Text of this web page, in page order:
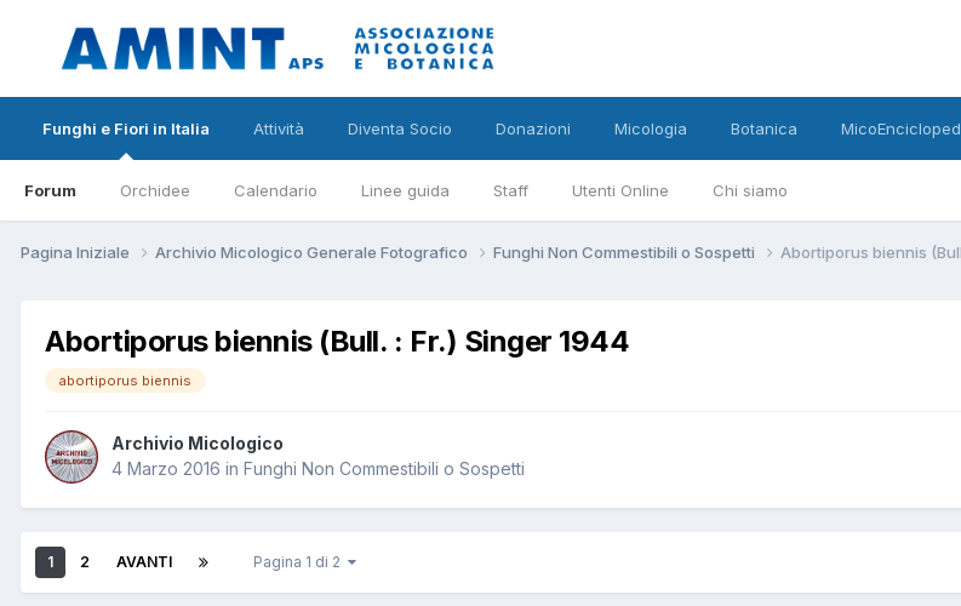
Funghi e Fiori in Italia
Forum Orchidee Calendario Linee guida Staff Utenti Online Chi siamo
Attività Diventa Socio Donazioni Micologia Botanica
Pagina Iniziale Archivio Micologico Generale Fotografico Funghi Non Commestibili o Sospetti Abortiporus biennis
Abortiporus biennis (Bull. : Fr.) Singer 1944
abortiporus biennis
Archivio Micologico
4 Marzo 2016 in Funghi Non Commestibili o Sospetti
1 2 AVANTI Pagina 1 di 2